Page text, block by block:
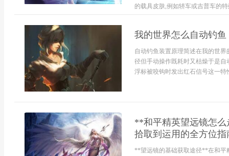
的载具皮肤,例如轿车或吉普车的
我的世界怎么自动钓
自动钓鱼装置原理简述在我的世
径但手动操作既耗时又枯燥于是
浮标被咬钩时发出红石信号这一
**和平精英望远镜怎
拾取到运用的全方位
**望远镜的基础获取途径**在和平